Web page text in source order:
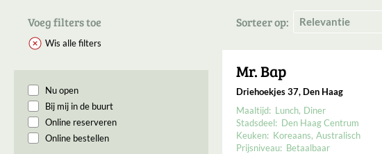
Voeg filters toe
Wis alle filters
Nu open
Bij mij in de buurt
Online reserveren
Online bestellen
Sorteer op:
Mr. Bap
Driehoekjes 37, Den Haag
Maaltijd: Lunch Diner
Stadsdeel: Den Haag Centrum
Keuken: Koreaans Australisch
Prijsniveau: Betaalbaar